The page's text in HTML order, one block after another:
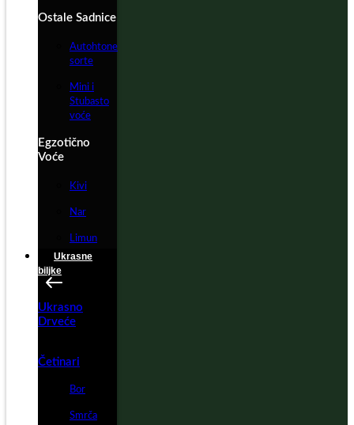
Ostale Sadnice
Autohtone
sorte
Mini i
Stubasto
voće
Egzotično
Voće
Kivi
Nar
Limun
Ukrasne
biljke
Ukrasno
Drveće
Četinari
Bor
Smrča